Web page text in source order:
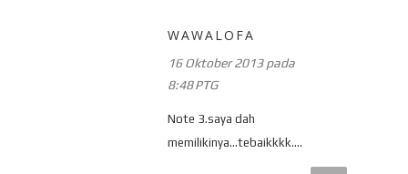
WAWALOFA
16 Oktober 2013 pada
8:48 PTG
Note 3.saya dah
memilikinya...tebaikkkk....